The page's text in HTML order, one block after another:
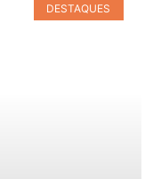
DESTAQUES